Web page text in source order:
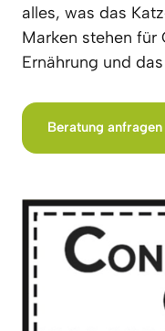
alles, was das
Marken stehen
Ernährung und
Beratung anfragen